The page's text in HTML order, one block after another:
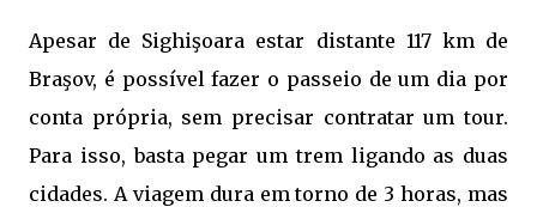
Apesar de Sighişoara estar distante 117 km de
Braşov, é possível fazer o passeio de um dia por
conta própria, sem precisar contratar um tour.
Para isso, basta pegar um trem ligando as duas
cidades. A viagem dura em torno de 3 horas, mas